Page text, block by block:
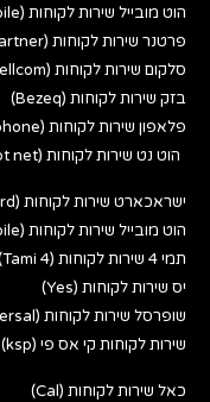
הוט מובייל שירות לקוחות (Hot Mobile)
פרטנר שירות לקוחות (Partner)
סלקום שירות לקוחות (Cellcom)
בזק שירות לקוחות (Bezeq)
פלאפון שירות לקוחות (Pelephone)
הוט נט שירות לקוחות (Hot net)
ישראכארט שירות לקוחות (Isracard)
הוט מובייל שירות לקוחות (Hot mobile)
תמי 4 שירות לקוחות (Tami 4)
יס שירות לקוחות (Yes)
שופרסל שירות לקוחות (Shufersal)
שירות לקוחות קי אס פי (ksp)
כאל שירות לקוחות (Cal)